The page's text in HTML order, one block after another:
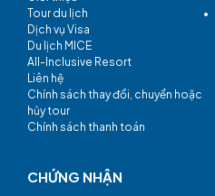
Tour du lịch
Dịch vụ Visa
Du lịch MICE
All-Inclusive Resort
Liên hệ
Chính sách thay đổi, chuyển hoặc
hủy tour
Chính sách thanh toán
•
CHỨNG NHẬN